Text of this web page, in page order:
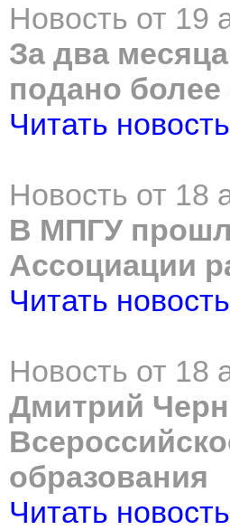
Новость от 19
За два
подано более
Читать
Новость от 18
В МПГУ
Ассоциации
Читать
Новость от 18
Дмитрий
образования
Читать